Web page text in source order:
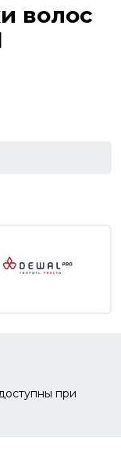
волос
при